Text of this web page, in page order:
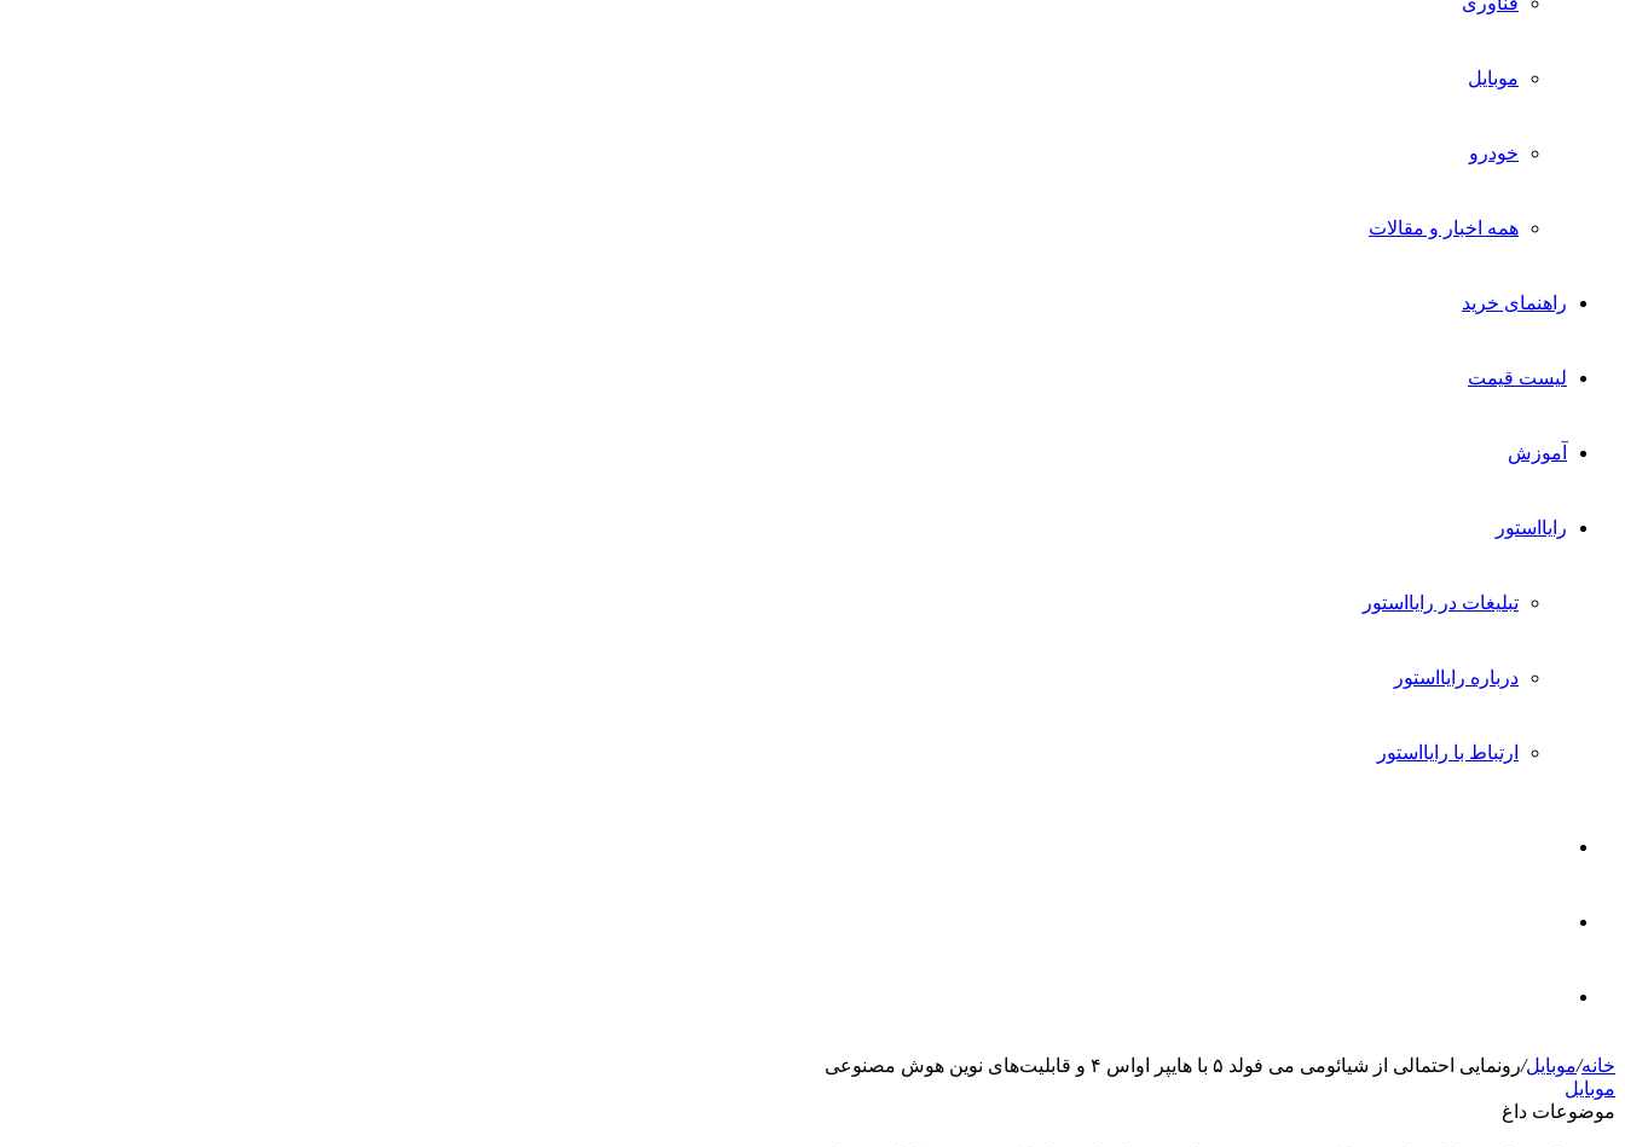
موبایل
خودرو
همه اخبار و مقالات
راهنمای خرید
لیست قیمت
آموزش
رایااستور
تبلیغات در رایااستور
درباره رایااستور
ارتباط با رایااستور
برای خانه/موبایل/رونمایی احتمالی از شیائومی می فولد ۵ با هایپر او‌اس ۴ و قابلیت‌های نوین هوش مصنوعی
موبایل
موضوعات داغ